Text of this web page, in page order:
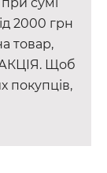
2000 грн
товар,
АКЦІЯ. Щоб
покупців,